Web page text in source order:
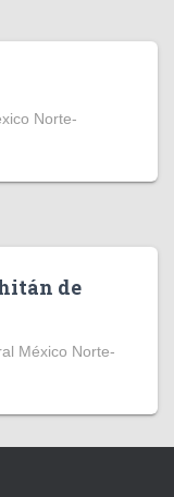
Norte-
de
México Norte-